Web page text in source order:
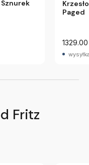
Paged
1329.00
Fritz